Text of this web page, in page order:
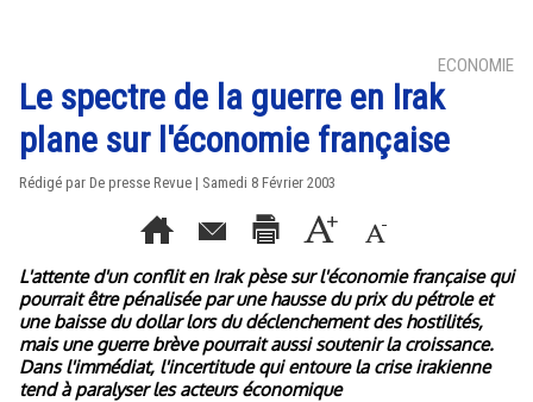
ECONOMIE
Le spectre de la guerre en Irak
plane sur l'économie française
Rédigé par De presse Revue | Samedi 8 Février 2003
L'attente d'un conflit en Irak pèse sur l'économie française qui
pourrait être pénalisée par une hausse du prix du pétrole et
une baisse du dollar lors du déclenchement des hostilités,
mais une guerre brève pourrait aussi soutenir la croissance.
Dans l'immédiat, l'incertitude qui entoure la crise irakienne
tend à paralyser les acteurs économique